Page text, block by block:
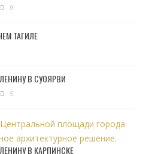
9
ТАГИЛЕ
В СУОЯРВИ
5
В КАРПИНСКЕ